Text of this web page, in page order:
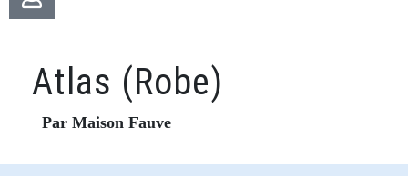
Atlas (Robe)
Par Maison Fauve